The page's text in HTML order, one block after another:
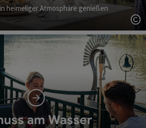
heimeliger Atmosphäre genießen
am Wasser